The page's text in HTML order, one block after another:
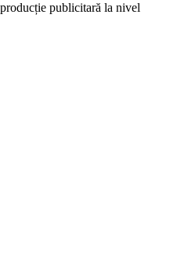
publicitară la nivel